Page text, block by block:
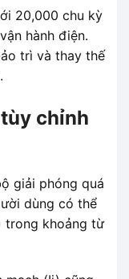
20,000 chu kỳ
hành điện.
trì và thay thế
chỉnh
giải phóng quá
dùng có thể
trong khoảng từ